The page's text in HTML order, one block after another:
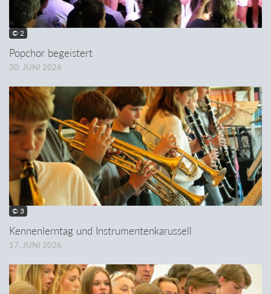
© 2
Popchor begeistert
30. JUNI 2026
© 3
Kennenlerntag und Instrumentenkarussell
17. JUNI 2026